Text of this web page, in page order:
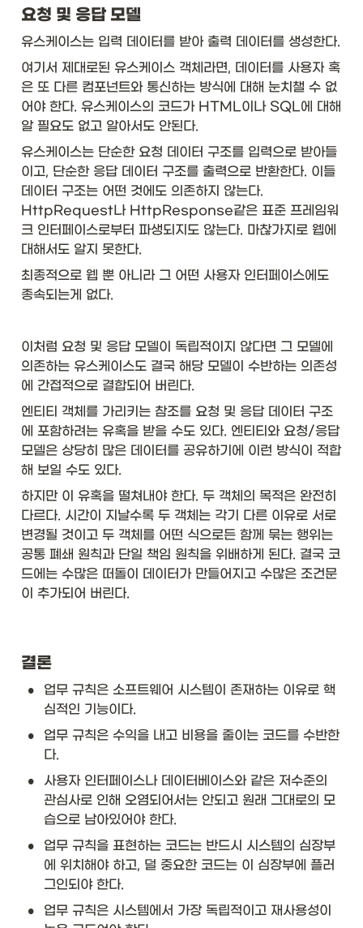
요청 및 응답 모델
여기서 제대로된 유스케이스 객체라면, 데이터를 사용자 혹
은 또 다른 컴포넌트와 통신하는 방식에 대해 눈치챌 수 없
어야 한다. 유스케이스의 코드가 HTML이나 SQL에 대해
알 필요도 없고 알아서도 안된다.
유스케이스는 단순한 요청 데이터 구조를 입력으로 받아들
이고, 단순한 응답 데이터 구조를 출력으로 반환한다. 이들
데이터 구조는 어떤 것에도 의존하지 않는다.
HttpRequest나 HttpResponse같은 표준 프레임워
크 인터페이스로부터 파생되지도 않는다. 마찮가지로 웹에
대해서도 알지 못한다.
최종적으로 웹 뿐 아니라 그 어떤 사용자 인터페이스에도
종속되는게 없다.
이처럼 요청 및 응답 모델이 독립적이지 않다면 그 모델에
의존하는 유스케이스도 결국 해당 모델이 수반하는 의존성
에 간접적으로 결합되어 버린다.
엔티티 객체를 가리키는 참조를 요청 및 응답 데이터 구조
에 포함하려는 유혹을 받을 수도 있다. 엔티티와 요청/응답
모델은 상당히 많은 데이터를 공유하기에 이런 방식이 적합
해 보일 수도 있다.
하지만 이 유혹을 떨쳐내야 한다. 두 객체의 목적은 완전히
다르다. 시간이 지날수록 두 객체는 각기 다른 이유로 서로
변경될 것이고 두 객체를 어떤 식으로든 함께 묶는 행위는
공통 폐쇄 원칙과 단일 책임 원칙을 위배하게 된다. 결국 코
드에는 수많은 떠돌이 데이터가 만들어지고 수많은 조건문
이 추가되어 버린다.
결론
•
업무 규칙은 소프트웨어 시스템이 존재하는 이유로 핵
심적인 기능이다.
•
업무 규칙은 수익을 내고 비용을 줄이는 코드를 수반한
다.
•
사용자 인터페이스나 데이터베이스와 같은 저수준의
관심사로 인해 오염되어서는 안되고 원래 그대로의 모
습으로 남아있어야 한다.
•
업무 규칙을 표현하는 코드는 반드시 시스템의 심장부
에 위치해야 하고, 덜 중요한 코드는 이 심장부에 플러
그인되야 한다.
•
업무 규칙은 시스템에서 가장 독립적이고 재사용성이